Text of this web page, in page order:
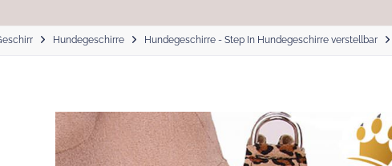
Hundegeschirre Hundegeschirre - Step In Hundegeschirre verstellbar